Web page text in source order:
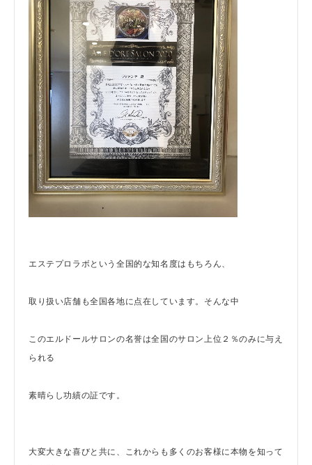
エステプロラボという全国的な知名度はもちろん、
取り扱い店舗も全国各地に点在しています。そんな中
このエルドールサロンの名誉は全国のサロン上位２％のみに与え
られる
素晴らし功績の証です。
大変大きな喜びと共に、これからも多くのお客様に本物を知って